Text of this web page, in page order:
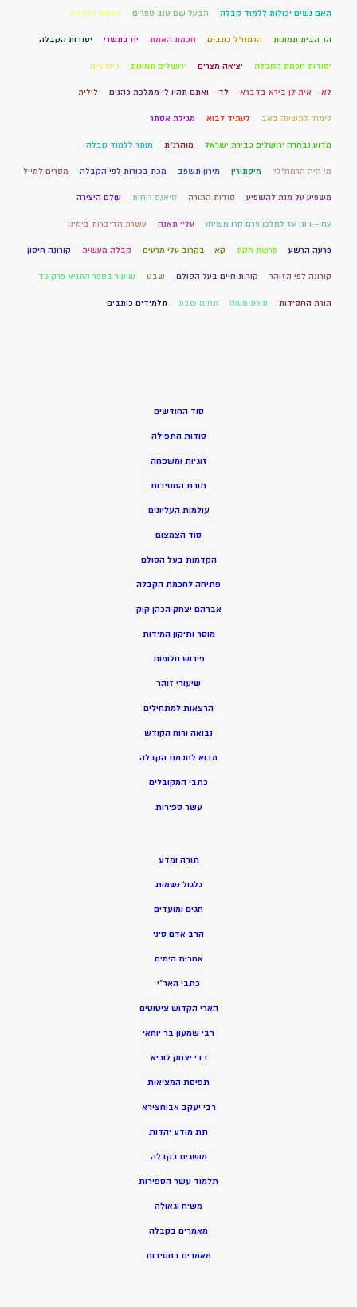
האם נשים יכולות ללמוד קבלה הבעל שם טוב ספרים הזוהר הקדוש
הר הבית תמונות הרמח"ל כתבים חכמת האמת יח בתשרי יסודות הקבלה
יסודות חכמת הקבלה יציאה מצרים ירושלים תמונות כישופים
לא – אית לן בירא בדברא לד – ואתם תהיו לי ממלכת כהנים לילית
לימוד לתשעה באב לעתיד לבוא מגילת אסתר
מדוע נבחרה ירושלים כבירת ישראל מוהרנ”ת מותר ללמוד קבלה
מי היה הרמח"ל? מיסתורין מירון תשפב מכת בכורות לפי הקבלה מסרים למייל
משפיע על מנת להשפיע סודות התורה סיאנס רוחות עולם היצירה
עח – ויתן עז למלכו וירם קרן משיחו עליי תאנה עשרת הדיברות בימינו
פרעה הרשע פרשת חקת קא – בקרוב עלי מרעים קבלה מעשית קורונה חיסון
קורונה לפי הזוהר קורות חיים בעל הסולם שבט שיעור בספר התניא פרק כד
תורת החסידות תורת משה תחום שבת תלמידים כותבים
סוד החודשים
סודות התפילה
זוגיות ומשפחה
תורת החסידות
עולמות העליונים
סוד הצמצום
הקדמות בעל הסולם
פתיחה לחכמת הקבלה
אברהם יצחק הכהן קוק
מוסר ותיקון המידות
פירוש חלומות
שיעורי זוהר
הרצאות למתחילים
נבואה ורוח הקודש
מבוא לחכמת הקבלה
כתבי המקובלים
עשר ספירות
תורה ומדע
גלגול נשמות
חגים ומועדים
הרב אדם סיני
אחרית הימים
כתבי האר”י
הארי הקדוש ציטוטים
רבי שמעון בר יוחאי
רבי יצחק לוריא
תפיסת המציאות
רבי יעקב אבוחצירא
תת מודע יהדות
מושגים בקבלה
תלמוד עשר הספירות
משיח וגאולה
מאמרים בקבלה
מאמרים בחסידות